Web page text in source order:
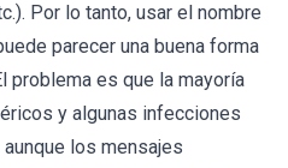
Por lo tanto, usar el nombre
parecer una buena forma
problema es que la mayoría
y algunas infecciones
los mensajes